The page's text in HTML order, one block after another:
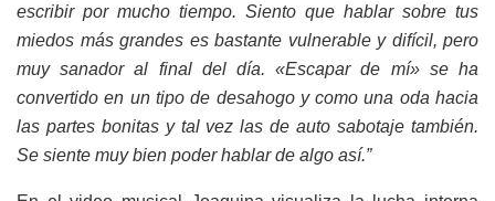
escribir por mucho tiempo. Siento que hablar sobre tus
miedos más grandes es bastante vulnerable y difícil, pero
muy sanador al final del día. «Escapar de mí» se ha
convertido en un tipo de desahogo y como una oda hacia
las partes bonitas y tal vez las de auto sabotaje también.
Se siente muy bien poder hablar de algo así.”